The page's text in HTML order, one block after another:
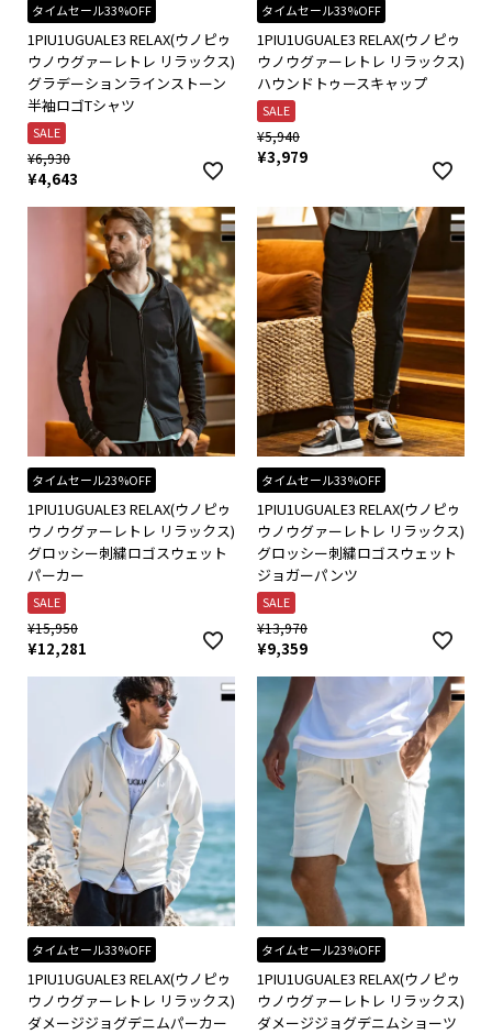
タイムセール33%OFF
1PIU1UGUALE3 RELAX(ウノピゥ
ウノウグァーレトレ リラックス)
グラデーションラインストーン
半袖ロゴTシャツ
SALE
¥6,930
¥4,643
タイムセール33%OFF
1PIU1UGUALE3 RELAX(ウノピゥ
ウノウグァーレトレ リラックス)
ハウンドトゥースキャップ
SALE
¥5,940
¥3,979
タイムセール23%OFF
1PIU1UGUALE3 RELAX(ウノピゥ
ウノウグァーレトレ リラックス)
グロッシー刺繍ロゴスウェット
パーカー
SALE
¥15,950
¥12,281
タイムセール33%OFF
1PIU1UGUALE3 RELAX(ウノピゥ
ウノウグァーレトレ リラックス)
グロッシー刺繍ロゴスウェット
ジョガーパンツ
SALE
¥13,970
¥9,359
タイムセール33%OFF
1PIU1UGUALE3 RELAX(ウノピゥ
ウノウグァーレトレ リラックス)
ダメージジョグデニムパーカー
タイムセール23%OFF
1PIU1UGUALE3 RELAX(ウノピゥ
ウノウグァーレトレ リラックス)
ダメージジョグデニムショーツ